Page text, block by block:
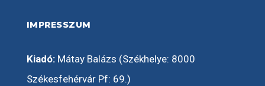
IMPRESSZUM
Kiadó:Mátay Balázs (Székhelye: 8000
Székesfehérvár Pf: 69.)